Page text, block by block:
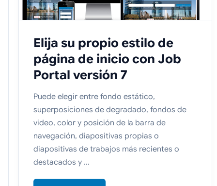
Elija su propio estilo de
página de inicio con Job
Portal versión 7
Puede elegir entre fondo estático,
superposiciones de degradado, fondos de
video, color y posición de la barra de
navegación, diapositivas propias o
diapositivas de trabajos más recientes o
destacados y ...